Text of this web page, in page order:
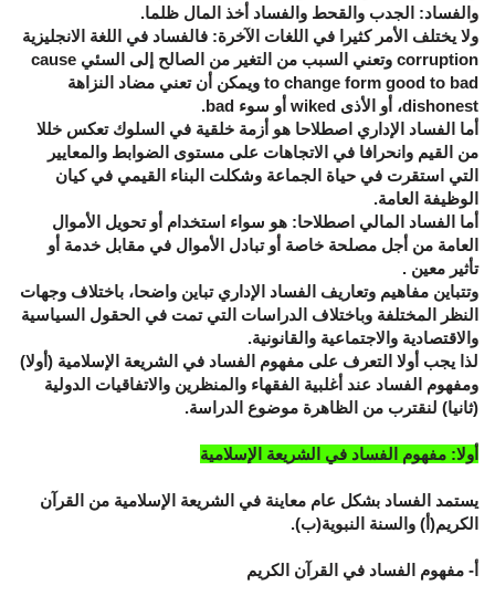
والفساد: الجدب والقحط والفساد أخذ المال ظلما.
ولا يختلف الأمر كثيرا في اللغات الآخرة: فالفساد في اللغة الانجليزية
corruption وتعني السبب من التغير من الصالح إلى السئي cause
to change form good to bad ويمكن أن تعني مضاد النزاهة
dishonest، أو الأذى wiked أو سوء bad.
أما الفساد الإداري اصطلاحا هو أزمة خلقية في السلوك تعكس خللا
من القيم وانحرافا في الاتجاهات على مستوى الضوابط والمعايير
التي استقرت في حياة الجماعة وشكلت البناء القيمي في كيان
الوظيفة العامة.
أما الفساد المالي اصطلاحا: هو سواء استخدام أو تحويل الأموال
العامة من أجل مصلحة خاصة أو تبادل الأموال في مقابل خدمة أو
تأثير معين .
وتتباين مفاهيم وتعاريف الفساد الإداري تباين واضحا، باختلاف وجهات
النظر المختلفة وباختلاف الدراسات التي تمت في الحقول السياسية
والاقتصادية والاجتماعية والقانونية.
لذا يجب أولا التعرف على مفهوم الفساد في الشريعة الإسلامية (أولا)
ومفهوم الفساد عند أغلبية الفقهاء والمنظرين والاتفاقيات الدولية
(ثانيا) لنقترب من الظاهرة موضوع الدراسة.
أولا: مفهوم الفساد في الشريعة الإسلامية
يستمد الفساد بشكل عام معاينة في الشريعة الإسلامية من القرآن
الكريم(أ) والسنة النبوية(ب).
أ- مفهوم الفساد في القرآن الكريم